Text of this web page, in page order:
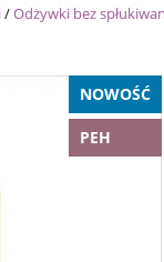
/Odżywki bez
NOWOŚĆ
PEH